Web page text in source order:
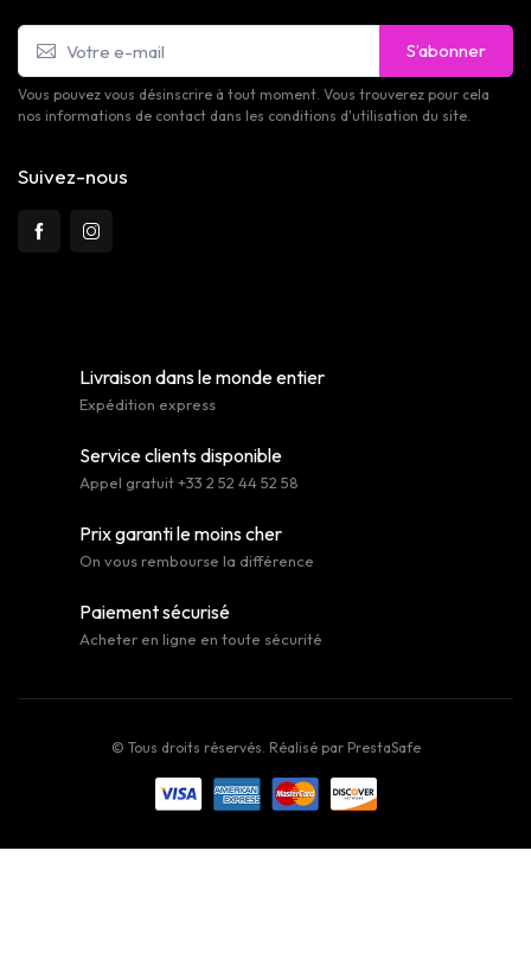
S’abonner
Vous pouvez vous désinscrire à tout moment. Vous trouverez pour cela
nos informations de contact dans les conditions d'utilisation du site.
Suivez-nous
Livraison dans le monde entier
Expédition express
Service clients disponible
Appel gratuit +33 2 52 44 52 58
Prix garanti le moins cher
On vous rembourse la différence
Paiement sécurisé
Acheter en ligne en toute sécurité
© Tous droits réservés. Réalisé par PrestaSafe